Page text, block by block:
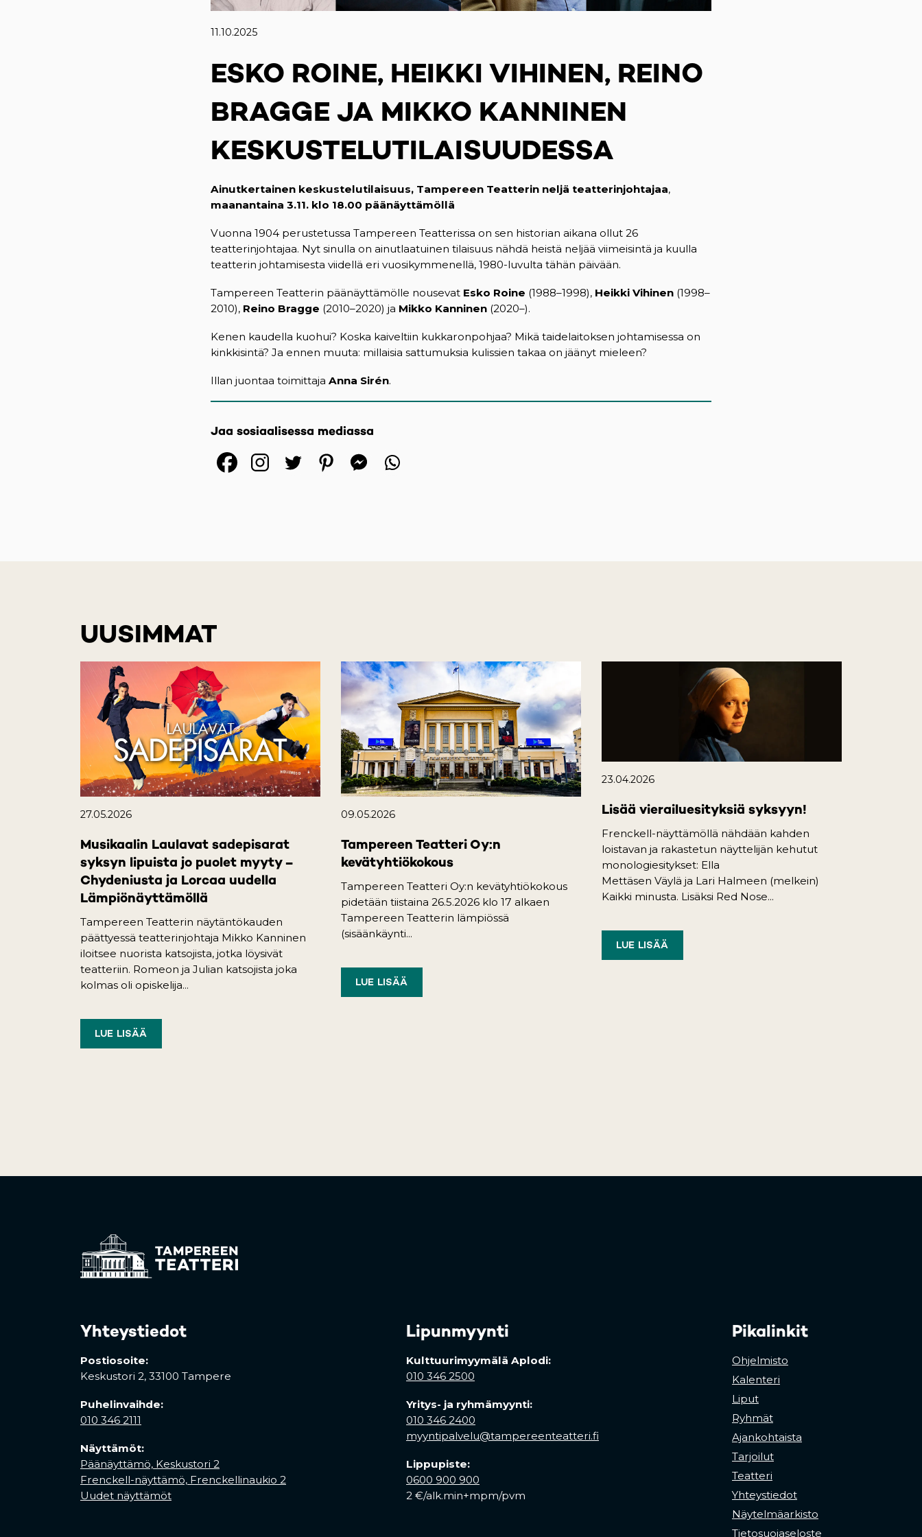
11.10.2025
ESKO ROINE, HEIKKI VIHINEN, REINO
BRAGGE JA MIKKO KANNINEN
KESKUSTELUTILAISUUDESSA
Ainutkertainen keskustelutilaisuus, Tampereen Teatterin neljä teatterinjohtajaa,
maanantaina 3.11. klo 18.00 päänäyttämöllä
Vuonna 1904 perustetussa Tampereen Teatterissa on sen historian aikana ollut 26
teatterinjohtajaa. Nyt sinulla on ainutlaatuinen tilaisuus nähdä heistä neljää viimeisintä ja kuulla
teatterin johtamisesta viidellä eri vuosikymmenellä, 1980-luvulta tähän päivään.
Tampereen Teatterin päänäyttämölle nousevat Esko Roine (1988–1998), Heikki Vihinen (1998–
2010), Reino Bragge (2010–2020) ja Mikko Kanninen (2020–).
Kenen kaudella kuohui? Koska kaiveltiin kukkaronpohjaa? Mikä taidelaitoksen johtamisessa on
kinkkisintä? Ja ennen muuta: millaisia sattumuksia kulissien takaa on jäänyt mieleen?
Illan juontaa toimittaja Anna Sirén.
Jaa sosiaalisessa mediassa
(opens in a new tab)
(opens in a new tab)
(opens in a new tab)
(opens in a new tab)
UUSIMMAT
27.05.2026
Musikaalin Laulavat sadepisarat
syksyn lipuista jo puolet myyty –
Chydeniusta ja Lorcaa uudella
Lämpiönäyttämöllä
Tampereen Teatterin näytäntökauden
päättyessä teatterinjohtaja Mikko Kanninen
iloitsee nuorista katsojista, jotka löysivät
teatteriin. Romeon ja Julian katsojista joka
kolmas oli opiskelija...
LUE LISÄÄ
09.05.2026
Tampereen Teatteri Oy:n
kevätyhtiökokous
Tampereen Teatteri Oy:n kevätyhtiökokous
pidetään tiistaina 26.5.2026 klo 17 alkaen
Tampereen Teatterin lämpiössä
(sisäänkäynti...
LUE LISÄÄ
23.04.2026
Lisää vierailuesityksiä syksyyn!
Frenckell-näyttämöllä nähdään kahden
loistavan ja rakastetun näyttelijän kehutut
monologiesitykset: Ella
Mettäsen Väylä ja Lari Halmeen (melkein)
Kaikki minusta. Lisäksi Red Nose...
LUE LISÄÄ
Yhteystiedot
Postiosoite:
Keskustori 2, 33100 Tampere
Puhelinvaihde:
010 346 2111
Näyttämöt:
Päänäyttämö, Keskustori 2
Frenckell-näyttämö, Frenckellinaukio 2
Uudet näyttämöt
Lipunmyynti
Kulttuurimyymälä Aplodi:
010 346 2500
Yritys- ja ryhmämyynti:
010 346 2400
myyntipalvelu@tampereenteatteri.fi
Lippupiste:
0600 900 900
2 €/alk.min+mpm/pvm
Pikalinkit
Ohjelmisto
Kalenteri
Liput
Ryhmät
Ajankohtaista
Tarjoilut
Teatteri
Yhteystiedot
Näytelmäarkisto
Tietosuojaseloste